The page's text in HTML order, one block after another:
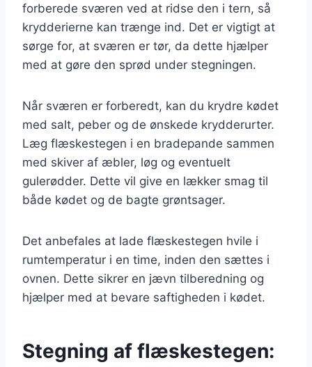
forberede sværen ved at ridse den i tern, så
krydderierne kan trænge ind. Det er vigtigt at
sørge for, at sværen er tør, da dette hjælper
med at gøre den sprød under stegningen.
Når sværen er forberedt, kan du krydre kødet
med salt, peber og de ønskede krydderurter.
Læg flæskestegen i en bradepande sammen
med skiver af æbler, løg og eventuelt
gulerødder. Dette vil give en lækker smag til
både kødet og de bagte grøntsager.
Det anbefales at lade flæskestegen hvile i
rumtemperatur i en time, inden den sættes i
ovnen. Dette sikrer en jævn tilberedning og
hjælper med at bevare saftigheden i kødet.
Stegning af flæskestegen: